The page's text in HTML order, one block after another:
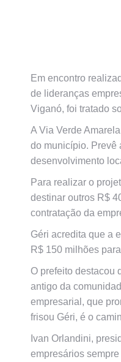
Em encontro
de lideranças
Viganó, foi tratado
A Via Verde
do município. Prevê
desenvolvimento
Para realizar o
destinar outros R$
contratação da
Géri acredita que a
R$ 150 milhões
O prefeito destacou
antigo da
empresarial, que
frisou Géri, é o
Ivan Orlandini,
empresários